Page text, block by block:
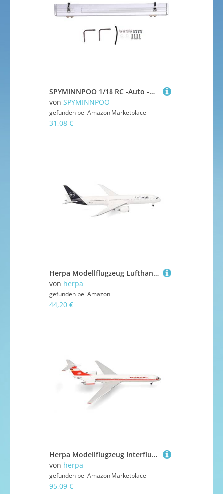
SPYMINNPOO 1/18 RC -Auto -Aluminium -Dach -Dach -Zelt -Zubehör, Simulation Regen Baldachin Sonnenschutz für Crawler Model Car Dekoration (Silver)
von SPYMINNPOO
gefunden bei Amazon Marketplace
31,08 €
Herpa Modellflugzeug Lufthansa Boeing 787-9 Dreamliner, Miniatur im Maßstab 1:500, Sammlerstück, Modell ohne Standfuß, Metall, Normal
von herpa
gefunden bei Amazon
44,20 €
Herpa Modellflugzeug Interflug Ilyushin IL-62M, Miniatur im Maßstab 1:500, Sammlerstück, Modell ohne Standfuß, Metall, Normal
von herpa
gefunden bei Amazon Marketplace
95,09 €